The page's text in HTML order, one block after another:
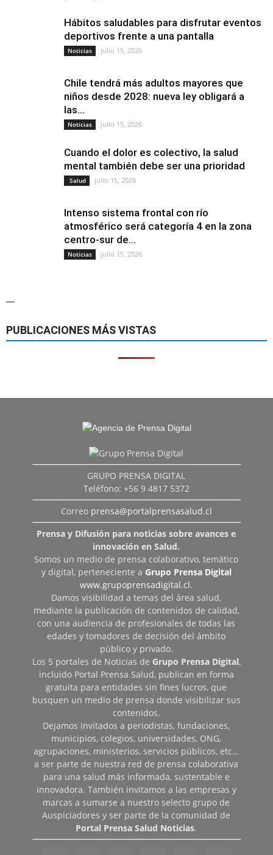
Hábitos saludables para disfrutar eventos
deportivos frente a una pantalla
Noticias julio 15, 2026
Chile tendrá más adultos mayores que
niños desde 2028: nueva ley obligará a
las...
Noticias julio 15, 2026
Cuando el dolor es colectivo, la salud
mental también debe ser una prioridad
Salud julio 15, 2026
Intenso sistema frontal con río
atmosférico será categoría 4 en la zona
centro-sur de...
Noticias julio 15, 2026
—
PUBLICACIONES MÁS VISTAS
GRUPO PRENSA DIGITAL
Teléfono: +56 9 4817 5372
Correo prensa@portalprensasalud.cl
Prensa y Difusión para noticias sobre avances e
innovación en Salud.
Somos un medio de prensa colaborativo, temático
y digital, perteneciente a Grupo Prensa Digital
www.grupoprensadigital.cl.
Damos visibilidad a temas del área salud,
mediante la publicación de contenidos de calidad,
con una audiencia de profesionales de todas las
edades y tomadores de decisión del ámbito
público y privado.
Los 5 portales de Noticias de Grupo Prensa Digital,
incluido Portal Prensa Salud, publican en forma
gratuita para entidades sin fines lucros, que
busquen un medio de prensa donde visibilizar sus
contenidos.
Dejamos invitados a periodistas, fundaciones,
municipios, colegios, universidades, ONG,
agrupaciones, ministerios, servicios públicos, etc…
a ser parte de nuestra red de prensa colaborativa
para una salud más informada, sustentable e
innovadora. También invitamos a las empresas y
marcas a sumarse a nuestro selecto grupo de
Auspiciadores y ser parte de la comunidad de
Portal Prensa Salud Noticias.